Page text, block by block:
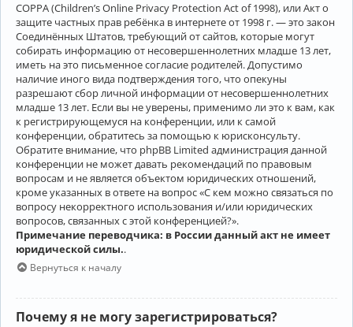
COPPA (Children’s Online Privacy Protection Act of 1998), или Акт о
защите частных прав ребёнка в интернете от 1998 г. — это закон
Соединённых Штатов, требующий от сайтов, которые могут
собирать информацию от несовершеннолетних младше 13 лет,
иметь на это письменное согласие родителей. Допустимо
наличие иного вида подтверждения того, что опекуны
разрешают сбор личной информации от несовершеннолетних
младше 13 лет. Если вы не уверены, применимо ли это к вам, как
к регистрирующемуся на конференции, или к самой
конференции, обратитесь за помощью к юрисконсульту.
Обратите внимание, что phpBB Limited администрация данной
конференции не может давать рекомендаций по правовым
вопросам и не является объектом юридических отношений,
кроме указанных в ответе на вопрос «С кем можно связаться по
вопросу некорректного использования и/или юридических
вопросов, связанных с этой конференцией?».
Примечание переводчика: в России данный акт не имеет
юридической силы..
Вернуться к началу
Почему я не могу зарегистрироваться?